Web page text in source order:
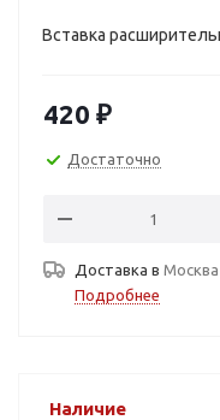
Вставка
420 ₽
Достаточно
Доставка в Москва
Подробнее
Наличие